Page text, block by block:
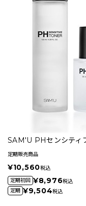
SAM'U PHセンシティ
定期販売商品
¥10,560税込
定期初回 ¥8,976税込
定期 ¥9,504税込